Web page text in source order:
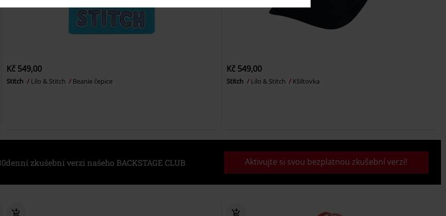
Kč 549,00
Stitch Lilo & Stitch Beanie čepice
Kč 549,00
Stitch Lilo & Stitch Kšiltovka
zkušební verzi našeho BACKSTAGE CLUB Aktivujte si svou bezplatnou zkušební verzi!